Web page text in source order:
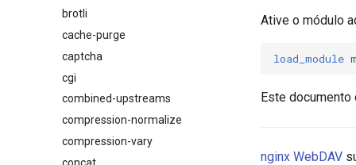
$is_desktop
$is_mobile
$is_tablet
$is_wearable
$os_family
$os_name
$os_version
brotli
cache-purge
captcha
cgi
combined-upstreams
compression-normalize
compression-vary
concat
Ative o módulo
load_module
Este
nginx WebDAV